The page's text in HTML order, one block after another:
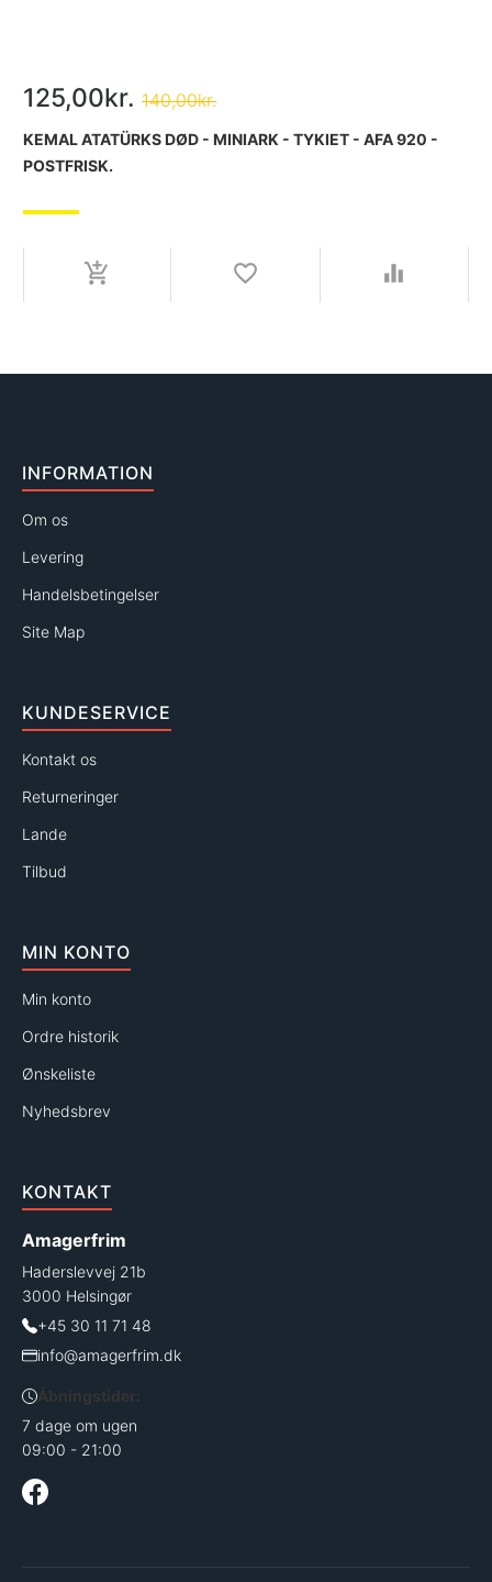
125,00kr. 140,00kr.
KEMAL ATATÜRKS DØD - MINIARK - TYKIET - AFA 920 -
POSTFRISK.
INFORMATION
Om os
Levering
Handelsbetingelser
Site Map
KUNDESERVICE
Kontakt os
Returneringer
Lande
Tilbud
MIN KONTO
Min konto
Ordre historik
Ønskeliste
Nyhedsbrev
KONTAKT
Amagerfrim
Haderslevvej 21b
3000 Helsingør
+45 30 11 71 48
info@amagerfrim.dk
Åbningstider:
7 dage om ugen
09:00 - 21:00